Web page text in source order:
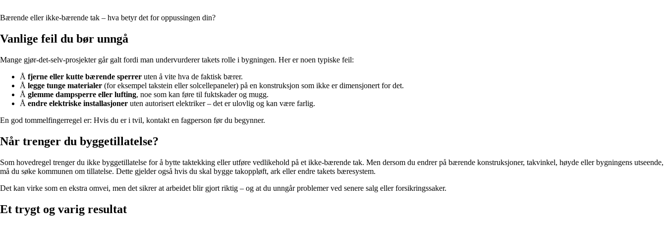
Bærende eller ikke-bærende tak – hva betyr det for oppussingen din?
Vanlige feil du bør unngå
Mange gjør-det-selv-prosjekter går galt fordi man undervurderer takets rolle i bygningen. Her er noen typiske feil:
Å fjerne eller kutte bærende sperrer uten å vite hva de faktisk bærer.
Å legge tunge materialer (for eksempel takstein eller solcellepaneler) på en konstruksjon som ikke er dimensjonert for det.
Å glemme dampsperre eller lufting, noe som kan føre til fuktskader og mugg.
Å endre elektriske installasjoner uten autorisert elektriker – det er ulovlig og kan være farlig.
En god tommelfingerregel er: Hvis du er i tvil, kontakt en fagperson før du begynner.
Når trenger du byggetillatelse?
Som hovedregel trenger du ikke byggetillatelse for å bytte taktekking eller utføre vedlikehold på et ikke-bærende tak. Men dersom du endrer på bærende konstruksjoner, takvinkel, høyde eller bygningens utseende,
må du søke kommunen om tillatelse. Dette gjelder også hvis du skal bygge takoppløft, ark eller endre takets bæresystem.
Det kan virke som en ekstra omvei, men det sikrer at arbeidet blir gjort riktig – og at du unngår problemer ved senere salg eller forsikringssaker.
Et trygt og varig resultat